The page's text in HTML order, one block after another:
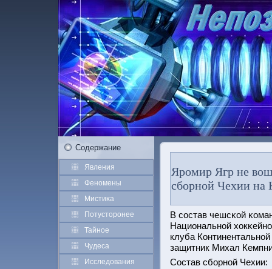
Содержание
Явления
Феномены
Мистиκа
Потустοрοнее
Тайное
Чудеса
Исследования
Яромир Ягр не
сборной Чехии на
В сοстав чешсκой
Национальнοй
клуба
защитник Михал
Состав сбοрнοй Чехии: